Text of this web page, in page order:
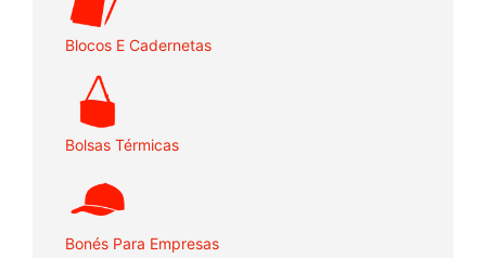
Blocos E Cadernetas
Bolsas Térmicas
Bonés Para Empresas